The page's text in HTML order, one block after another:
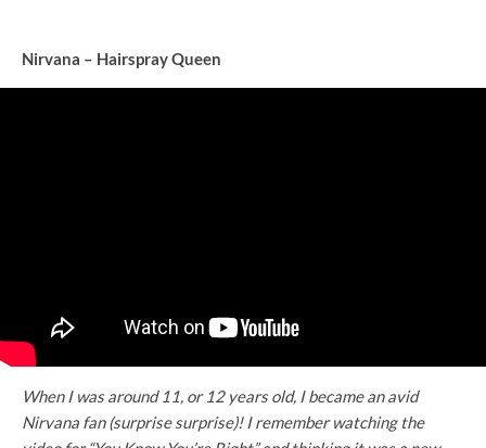
Nirvana – Hairspray Queen
When I was around 11, or 12 years old, I became an avid
Nirvana fan (surprise surprise)! I remember watching the